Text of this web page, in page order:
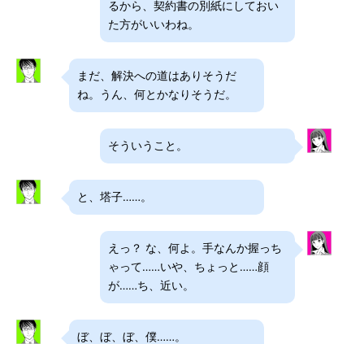
るから、契約書の別紙にしておい
た方がいいわね。
まだ、解決への道はありそうだ
ね。うん、何とかなりそうだ。
そういうこと。
と、塔子……。
えっ？ な、何よ。手なんか握っち
ゃって……いや、ちょっと……顔
が……ち、近い。
ぼ、ぼ、ぼ、僕……。